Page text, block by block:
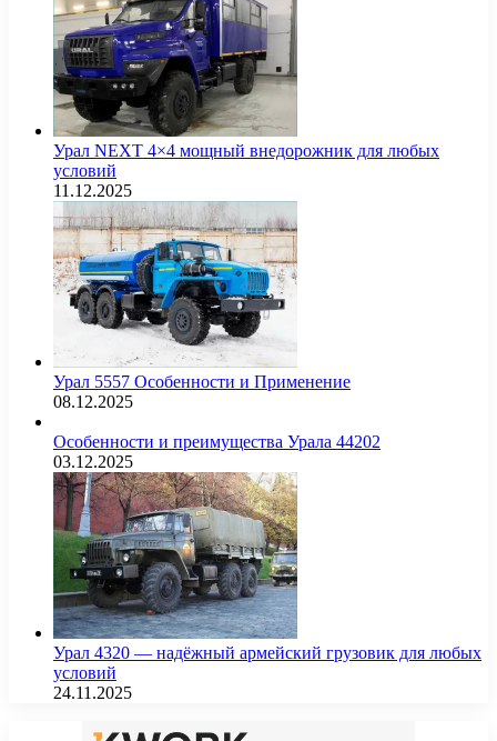
Урал NEXT 4×4 мощный внедорожник для любых
условий
11.12.2025
Урал 5557 Особенности и Применение
08.12.2025
Особенности и преимущества Урала 44202
03.12.2025
Урал 4320 — надёжный армейский грузовик для любых
условий
24.11.2025